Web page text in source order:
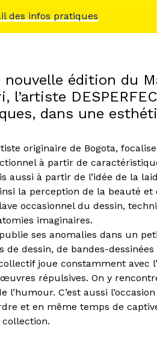
des infos pratiques
nouvelle édition du
l’artiste
dans une
originaire de Bogota,
à partir de
aussi à partir de l’idée de la
la perception de la beauté
occasionnel du dessin,
imaginaires.
ses anomalies dans un
de dessin, de bandes-
joue constamment avec
répulsives. On y
l’humour. C’est aussi
et en même temps de
collection.